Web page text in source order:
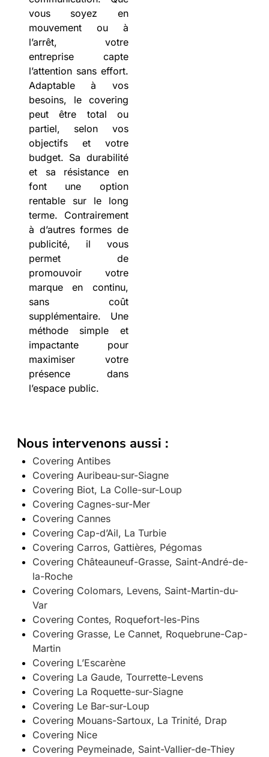
vous soyez en
mouvement ou à
l’arrêt, votre
entreprise capte
l’attention sans effort.
Adaptable à vos
besoins, le covering
peut être total ou
partiel, selon vos
objectifs et votre
budget. Sa durabilité
et sa résistance en
font une option
rentable sur le long
terme. Contrairement
à d’autres formes de
publicité, il vous
permet de
promouvoir votre
marque en continu,
sans coût
supplémentaire. Une
méthode simple et
impactante pour
maximiser votre
présence dans
l’espace public.
Nous intervenons aussi :
Covering Antibes
Covering Auribeau-sur-Siagne
Covering Biot, La Colle-sur-Loup
Covering Cagnes-sur-Mer
Covering Cannes
Covering Cap-d’Ail, La Turbie
Covering Carros, Gattières, Pégomas
Covering Châteauneuf-Grasse, Saint-André-de-
la-Roche
Covering Colomars, Levens, Saint-Martin-du-
Var
Covering Contes, Roquefort-les-Pins
Covering Grasse, Le Cannet, Roquebrune-Cap-
Martin
Covering L’Escarène
Covering La Gaude, Tourrette-Levens
Covering La Roquette-sur-Siagne
Covering Le Bar-sur-Loup
Covering Mouans-Sartoux, La Trinité, Drap
Covering Nice
Covering Peymeinade, Saint-Vallier-de-Thiey